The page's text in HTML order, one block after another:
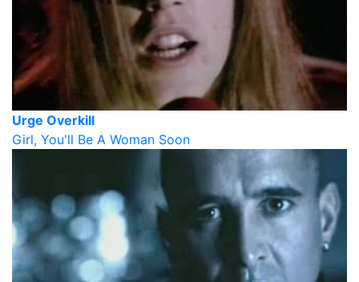
Urge Overkill
Girl, You'll Be A Woman Soon